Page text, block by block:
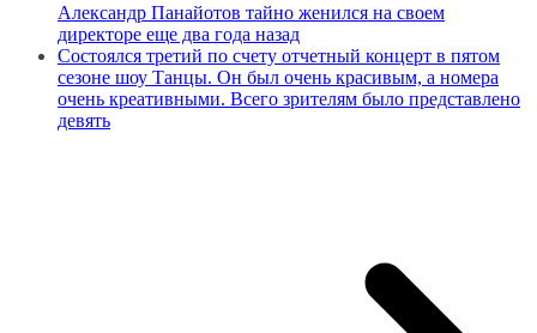
Александр Панайотов тайно женился на своем
директоре еще два года назад
Состоялся третий по счету отчетный концерт в пятом
сезоне шоу Танцы. Он был очень красивым, а номера
очень креативными. Всего зрителям было представлено
девять